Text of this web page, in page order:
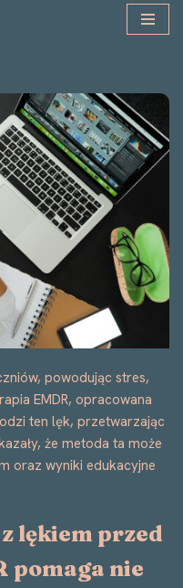
powodując stres,
EMDR, opracowana
ten lęk, przetwarzając
że metoda ta może
oraz wyniki edukacyjne
lękiem przed
pomaga nie